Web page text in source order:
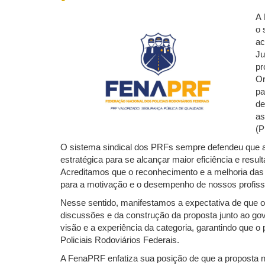
A
o
O sistema sindical dos PRFs sempre defendeu
estratégica para se alcançar maior eficiência e
Acreditamos que o reconhecimento e a melhoria
para a motivação e o desempenho de nossos
Nesse sentido, manifestamos a expectativa de que
discussões e da construção da proposta junto ao
visão e a experiência da categoria, garantindo que
Policiais Rodoviários Federais.
A FenaPRF enfatiza sua posição de que a